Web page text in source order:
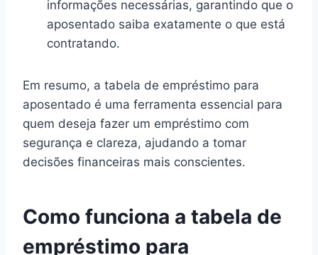
informações necessárias, garantindo que o
aposentado saiba exatamente o que está
contratando.
Em resumo, a tabela de empréstimo para
aposentado é uma ferramenta essencial para
quem deseja fazer um empréstimo com
segurança e clareza, ajudando a tomar
decisões financeiras mais conscientes.
Como funciona a tabela de
empréstimo para